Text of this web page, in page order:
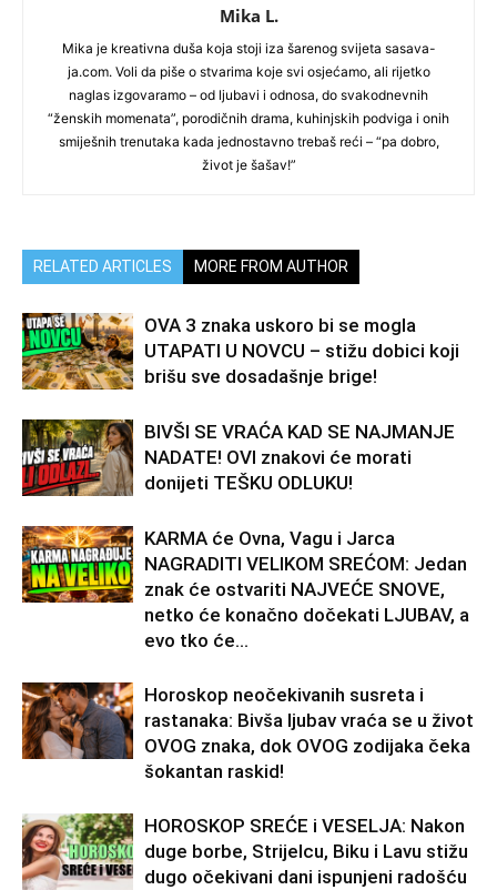
Mika L.
Mika je kreativna duša koja stoji iza šarenog svijeta sasava-
ja.com. Voli da piše o stvarima koje svi osjećamo, ali rijetko
naglas izgovaramo – od ljubavi i odnosa, do svakodnevnih
“ženskih momenata”, porodičnih drama, kuhinjskih podviga i onih
smiješnih trenutaka kada jednostavno trebaš reći – “pa dobro,
život je šašav!”
RELATED ARTICLES MORE FROM AUTHOR
OVA 3 znaka uskoro bi se mogla
UTAPATI U NOVCU – stižu dobici koji
brišu sve dosadašnje brige!
BIVŠI SE VRAĆA KAD SE NAJMANJE
NADATE! OVI znakovi će morati
donijeti TEŠKU ODLUKU!
KARMA će Ovna, Vagu i Jarca
NAGRADITI VELIKOM SREĆOM: Jedan
znak će ostvariti NAJVEĆE SNOVE,
netko će konačno dočekati LJUBAV, a
evo tko će...
Horoskop neočekivanih susreta i
rastanaka: Bivša ljubav vraća se u život
OVOG znaka, dok OVOG zodijaka čeka
šokantan raskid!
HOROSKOP SREĆE i VESELJA: Nakon
duge borbe, Strijelcu, Biku i Lavu stižu
dugo očekivani dani ispunjeni radošću